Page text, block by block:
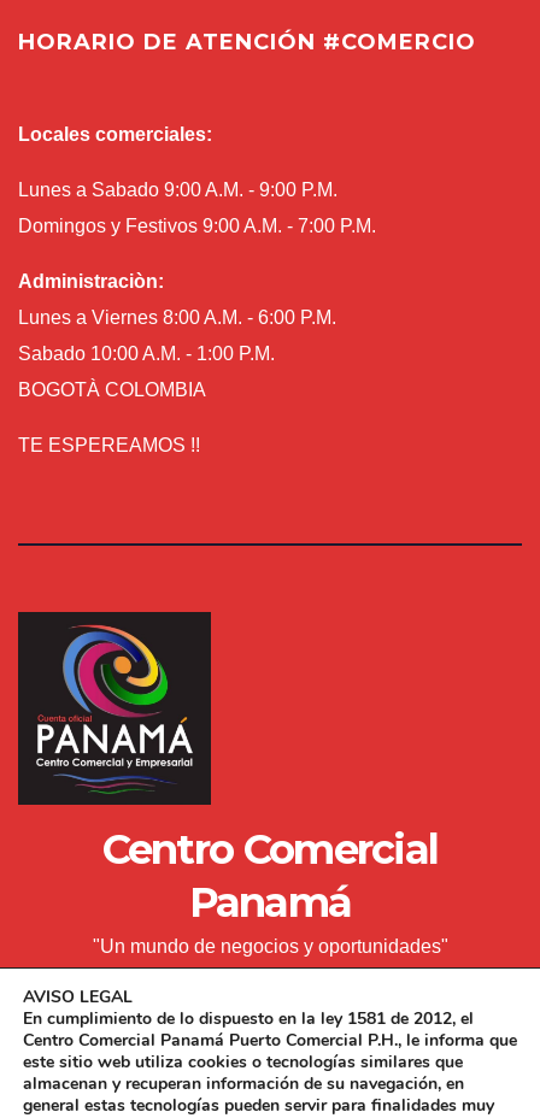
HORARIO DE ATENCIÓN #COMERCIO
Locales comerciales:
Lunes a Sabado 9:00 A.M. - 9:00 P.M.
Domingos y Festivos 9:00 A.M. - 7:00 P.M.
Administraciòn:
Lunes a Viernes 8:00 A.M. - 6:00 P.M.
Sabado 10:00 A.M. - 1:00 P.M.
BOGOTÀ COLOMBIA
TE ESPEREAMOS !!
Centro Comercial
Panamá
"Un mundo de negocios y oportunidades"
AVISO LEGAL
En cumplimiento de lo dispuesto en la ley 1581 de 2012, el
Centro Comercial Panamá Puerto Comercial P.H., le informa que
este sitio web utiliza cookies o tecnologías similares que
almacenan y recuperan información de su navegación, en
general estas tecnologías pueden servir para finalidades muy